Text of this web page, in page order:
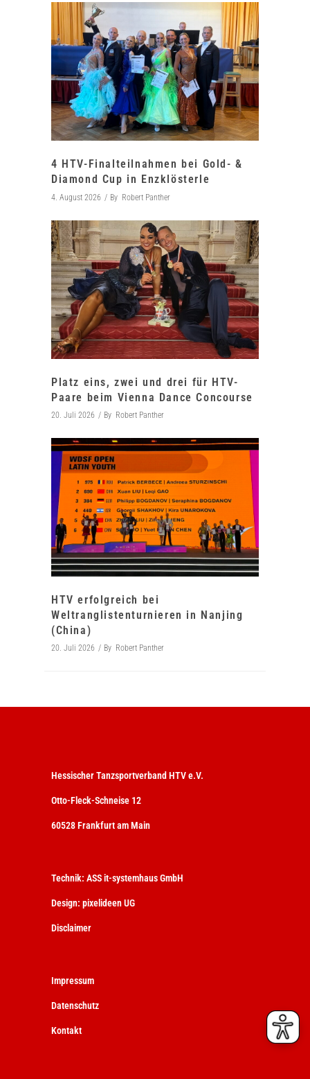
4 HTV-Finalteilnahmen bei Gold- &
Diamond Cup in Enzklösterle
4. August 2026 By Robert Panther
Platz eins, zwei und drei für HTV-
Paare beim Vienna Dance Concourse
20. Juli 2026 By Robert Panther
HTV erfolgreich bei
Weltranglistenturnieren in Nanjing
(China)
20. Juli 2026 By Robert Panther
Hessischer Tanzsportverband HTV e.V.
Otto-Fleck-Schneise 12
60528 Frankfurt am Main
Technik: ASS it-systemhaus GmbH
Design: pixelideen UG
Disclaimer
Impressum
Datenschutz
Kontakt